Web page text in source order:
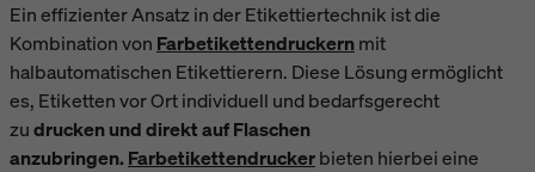
BitteMarketing-Cookies akzeptierenum dieses Video
anzusehen.
Ein effizienter Ansatz in der Etikettiertechnik ist die
Kombination von Farbetikettendruckernmit
halbautomatischen Etikettierern. Diese Lösung ermöglicht
es, Etiketten vor Ort individuell und bedarfsgerecht
zudrucken und direkt auf Flaschen
anzubringen. Farbetikettendruckerbieten hierbei eine